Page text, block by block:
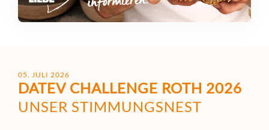
05. JULI 2026
DATEV CHALLENGE ROTH 2026
UNSER STIMMUNGSNEST